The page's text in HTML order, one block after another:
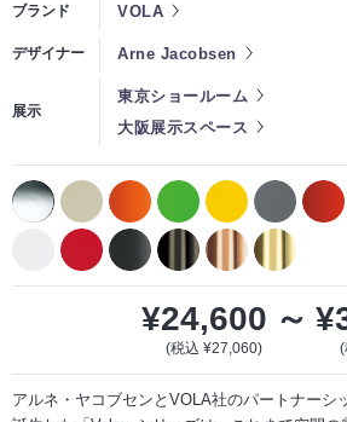
ブランド VOLA
デザイナー Arne Jacobsen
展示
東京ショールーム
大阪展示スペース
¥24,600
(税込 ¥27,060)
～
(
アルネ・ヤコブセンとVOLA社のパートナーシ